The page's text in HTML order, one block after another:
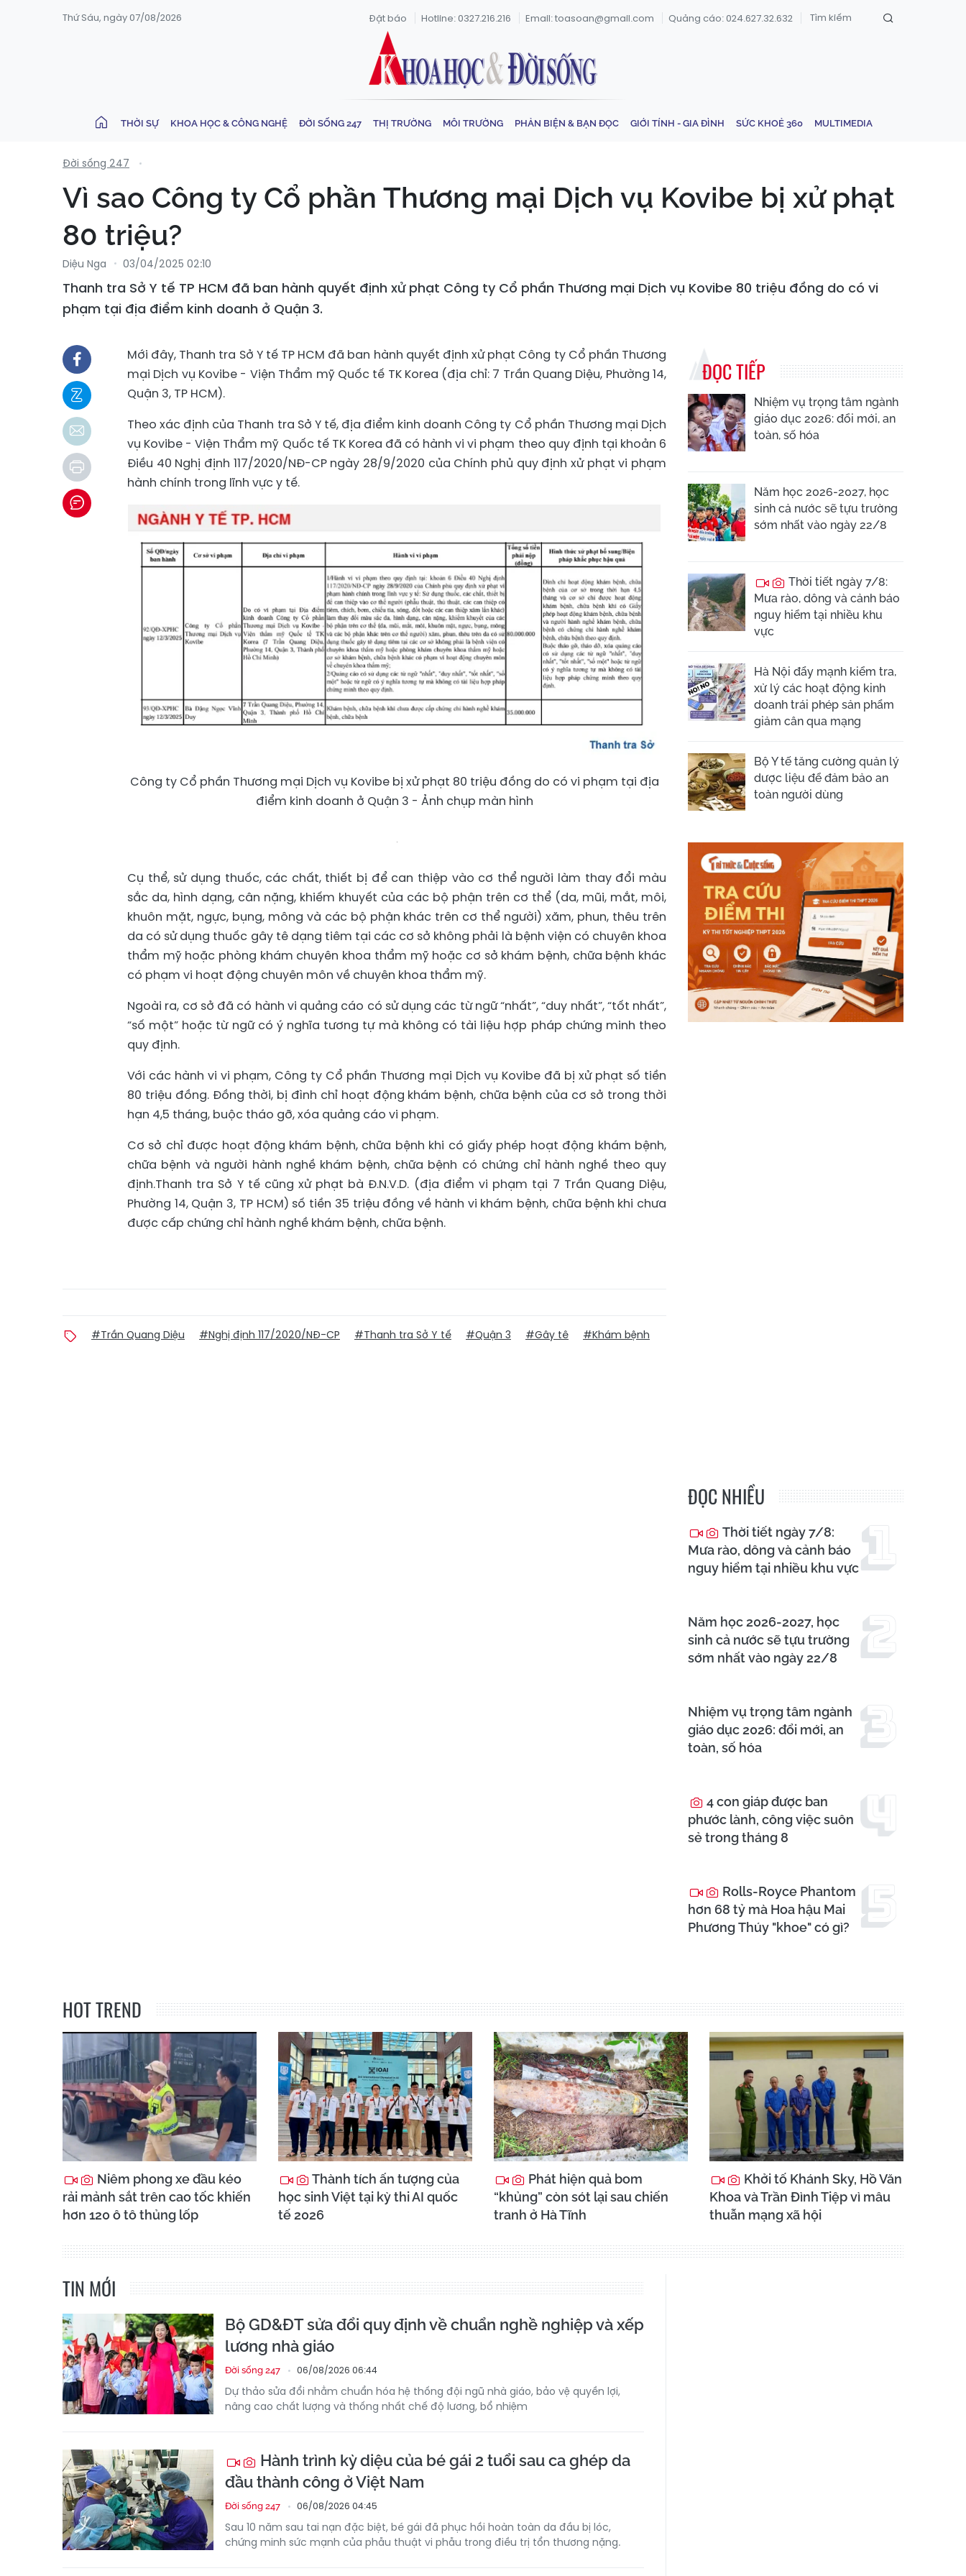
Thứ Sáu, ngày 07/08/2026 Đặt báo Hotline: 0327.216.216 Email: toasoan@gmail.com Quảng cáo: 024.627.32.632
THỜI SỰ KHOA HỌC & CÔNG NGHỆ ĐỜI SỐNG 247 THỊ TRƯỜNG MÔI TRƯỜNG PHẢN BIỆN & BẠN ĐỌC GIỚI TÍNH - GIA ĐÌNH SỨC KHOẺ 360 MULTIMEDIA
Đời sống 247
Vì sao Công ty Cổ phần Thương mại Dịch vụ Kovibe bị xử phạt
80 triệu?
Diệu Nga 03/04/2025 02:10
Thanh tra Sở Y tế TP HCM đã ban hành quyết định xử phạt Công ty Cổ phần Thương mại Dịch vụ Kovibe 80 triệu đồng do có vi
phạm tại địa điểm kinh doanh ở Quận 3.
Mới đây, Thanh tra Sở Y tế TP HCM đã ban hành quyết định xử phạt Công ty Cổ phần Thương
mại Dịch vụ Kovibe - Viện Thẩm mỹ Quốc tế TK Korea (địa chỉ: 7 Trần Quang Diệu, Phường 14,
Quận 3, TP HCM).
Theo xác định của Thanh tra Sở Y tế, địa điểm kinh doanh Công ty Cổ phần Thương mại Dịch
vụ Kovibe - Viện Thẩm mỹ Quốc tế TK Korea đã có hành vi vi phạm theo quy định tại khoản 6
Điều 40 Nghị định 117/2020/NĐ-CP ngày 28/9/2020 của Chính phủ quy định xử phạt vi phạm
hành chính trong lĩnh vực y tế.
Công ty Cổ phần Thương mại Dịch vụ Kovibe bị xử phạt 80 triệu đồng do có vi phạm tại địa
điểm kinh doanh ở Quận 3 - Ảnh chụp màn hình
Cụ thể, sử dụng thuốc, các chất, thiết bị để can thiệp vào cơ thể người làm thay đổi màu
sắc da, hình dạng, cân nặng, khiếm khuyết của các bộ phận trên cơ thể (da, mũi, mắt, môi,
khuôn mặt, ngực, bụng, mông và các bộ phận khác trên cơ thể người) xăm, phun, thêu trên
da có sử dụng thuốc gây tê dạng tiêm tại các cơ sở không phải là bệnh viện có chuyên khoa
thẩm mỹ hoặc phòng khám chuyên khoa thẩm mỹ hoặc cơ sở khám bệnh, chữa bệnh khác
có phạm vi hoạt động chuyên môn về chuyên khoa thẩm mỹ.
Ngoài ra, cơ sở đã có hành vi quảng cáo có sử dụng các từ ngữ “nhất”, “duy nhất”, “tốt nhất”,
“số một” hoặc từ ngữ có ý nghĩa tương tự mà không có tài liệu hợp pháp chứng minh theo
quy định.
Với các hành vi vi phạm, Công ty Cổ phần Thương mại Dịch vụ Kovibe đã bị xử phạt số tiền
80 triệu đồng. Đồng thời, bị đình chỉ hoạt động khám bệnh, chữa bệnh của cơ sở trong thời
hạn 4,5 tháng, buộc tháo gỡ, xóa quảng cáo vi phạm.
Cơ sở chỉ được hoạt động khám bệnh, chữa bệnh khi có giấy phép hoạt động khám bệnh,
chữa bệnh và người hành nghề khám bệnh, chữa bệnh có chứng chỉ hành nghề theo quy
định.Thanh tra Sở Y tế cũng xử phạt bà Đ.N.V.D. (địa điểm vi phạm tại 7 Trần Quang Diệu,
Phường 14, Quận 3, TP HCM) số tiền 35 triệu đồng về hành vi khám bệnh, chữa bệnh khi chưa
được cấp chứng chỉ hành nghề khám bệnh, chữa bệnh.
#Trần Quang Diệu #Nghị định 117/2020/NĐ-CP #Thanh tra Sở Y tế #Quận 3 #Gây tê #Khám bệnh
ĐỌC TIẾP
Nhiệm vụ trọng tâm ngành
giáo dục 2026: đổi mới, an
toàn, số hóa
Năm học 2026-2027, học
sinh cả nước sẽ tựu trường
sớm nhất vào ngày 22/8
Thời tiết ngày 7/8:
Mưa rào, dông và cảnh báo
nguy hiểm tại nhiều khu
vực
Hà Nội đẩy mạnh kiểm tra,
xử lý các hoạt động kinh
doanh trái phép sản phẩm
giảm cân qua mạng
Bộ Y tế tăng cường quản lý
dược liệu để đảm bảo an
toàn người dùng
ĐỌC NHIỀU
Thời tiết ngày 7/8:
Mưa rào, dông và cảnh báo
nguy hiểm tại nhiều khu vực
Năm học 2026-2027, học
sinh cả nước sẽ tựu trường
sớm nhất vào ngày 22/8
Nhiệm vụ trọng tâm ngành
giáo dục 2026: đổi mới, an
toàn, số hóa
4 con giáp được ban
phước lành, công việc suôn
sẻ trong tháng 8
Rolls-Royce Phantom
hơn 68 tỷ mà Hoa hậu Mai
Phương Thúy "khoe" có gì?
HOT TREND
Niêm phong xe đầu kéo
rải mảnh sắt trên cao tốc khiến
hơn 120 ô tô thủng lốp
Thành tích ấn tượng của
học sinh Việt tại kỳ thi AI quốc
tế 2026
Phát hiện quả bom
“khủng” còn sót lại sau chiến
tranh ở Hà Tĩnh
Khởi tố Khánh Sky, Hồ Văn
Khoa và Trần Đình Tiệp vì mâu
thuẫn mạng xã hội
TIN MỚI
Bộ GD&ĐT sửa đổi quy định về chuẩn nghề nghiệp và xếp
lương nhà giáo
Đời sống 247 06/08/2026 06:44
Dự thảo sửa đổi nhằm chuẩn hóa hệ thống đội ngũ nhà giáo, bảo vệ quyền lợi,
nâng cao chất lượng và thống nhất chế độ lương, bổ nhiệm
Hành trình kỳ diệu của bé gái 2 tuổi sau ca ghép da
đầu thành công ở Việt Nam
Đời sống 247 06/08/2026 04:45
Sau 10 năm sau tai nạn đặc biệt, bé gái đã phục hồi hoàn toàn da đầu bị lóc,
chứng minh sức mạnh của phẫu thuật vi phẫu trong điều trị tổn thương nặng.